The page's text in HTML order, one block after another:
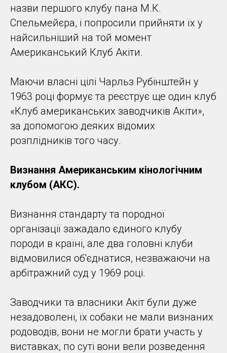
назви першого клубу пана М.К.
Спельмейєра, і попросили прийняти їх у
найсильніший на той момент
Американський Клуб Акіти.
Маючи власні цілі Чарльз Рубінштейн у
1963 році формує та реєструє ще один клуб
«Клуб американських заводчиків Акіти»,
за допомогою деяких відомих
розплідників того часу.
Визнання Американським кінологічним
клубом (АКС).
Визнання стандарту та породної
організації зажадало єдиного клубу
породи в країні, але два головні клуби
відмовилися об'єднатися, незважаючи на
арбітражний суд у 1969 році.
Заводчики та власники Акіт були дуже
незадоволені, їх собаки не мали визнаних
родоводів, вони не могли брати участь у
виставках, по суті вони вели розведення